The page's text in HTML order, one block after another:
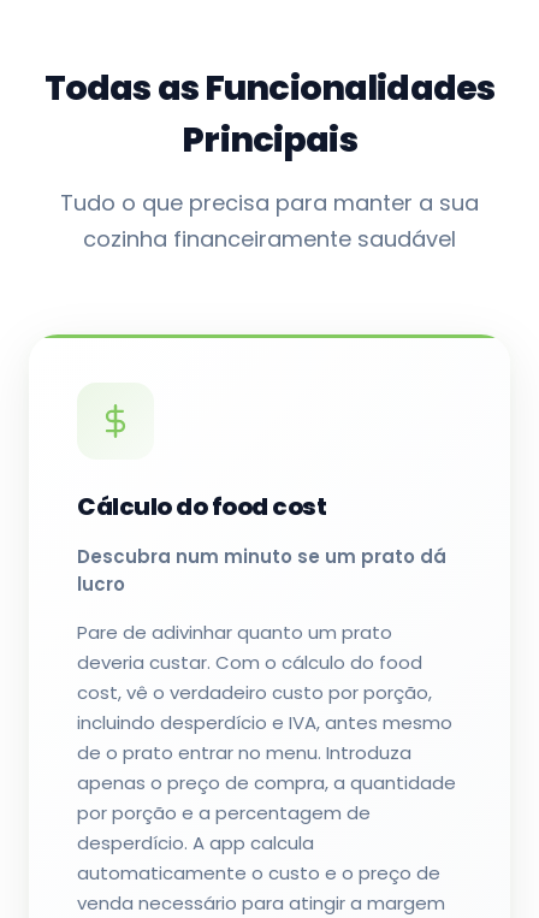
Todas as Funcionalidades
Principais
Tudo o que precisa para manter a sua
cozinha financeiramente saudável
Cálculo do food cost
Descubra num minuto se um prato dá
lucro
Pare de adivinhar quanto um prato
deveria custar. Com o cálculo do food
cost, vê o verdadeiro custo por porção,
incluindo desperdício e IVA, antes mesmo
de o prato entrar no menu. Introduza
apenas o preço de compra, a quantidade
por porção e a percentagem de
desperdício. A app calcula
automaticamente o custo e o preço de
venda necessário para atingir a margem